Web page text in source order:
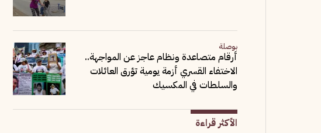
بوصلة
أرقام متصاعدة ونظام عاجز عن المواجهة..
الاختفاء القسري أزمة يومية تؤرق العائلات
والسلطات في المكسيك
الأكثر قراءة